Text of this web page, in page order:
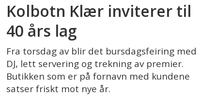
Kolbotn Klær inviterer til
40 års lag
Fra torsdag av blir det bursdagsfeiring med
DJ, lett servering og trekning av premier.
Butikken som er på fornavn med kundene
satser friskt mot nye år.